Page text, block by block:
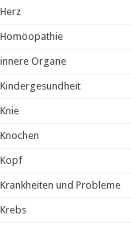
Herz
Homöopathie
innere Organe
Kindergesundheit
Knie
Knochen
Kopf
Krankheiten und Probleme
Krebs